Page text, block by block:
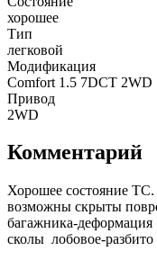
хорошее
Тип
легковой
Модификация
Comfort 1.5 7DCT 2WD
Привод
2WD
Комментарий
Хорошее состояние
возможны скрыты
багажника-
сколы лобовое-разбито